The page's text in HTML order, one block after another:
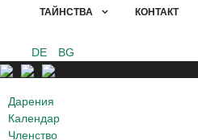
ТАЙНСТВА КОНТАКТ
DE BG
Дарения
Календар
Членство